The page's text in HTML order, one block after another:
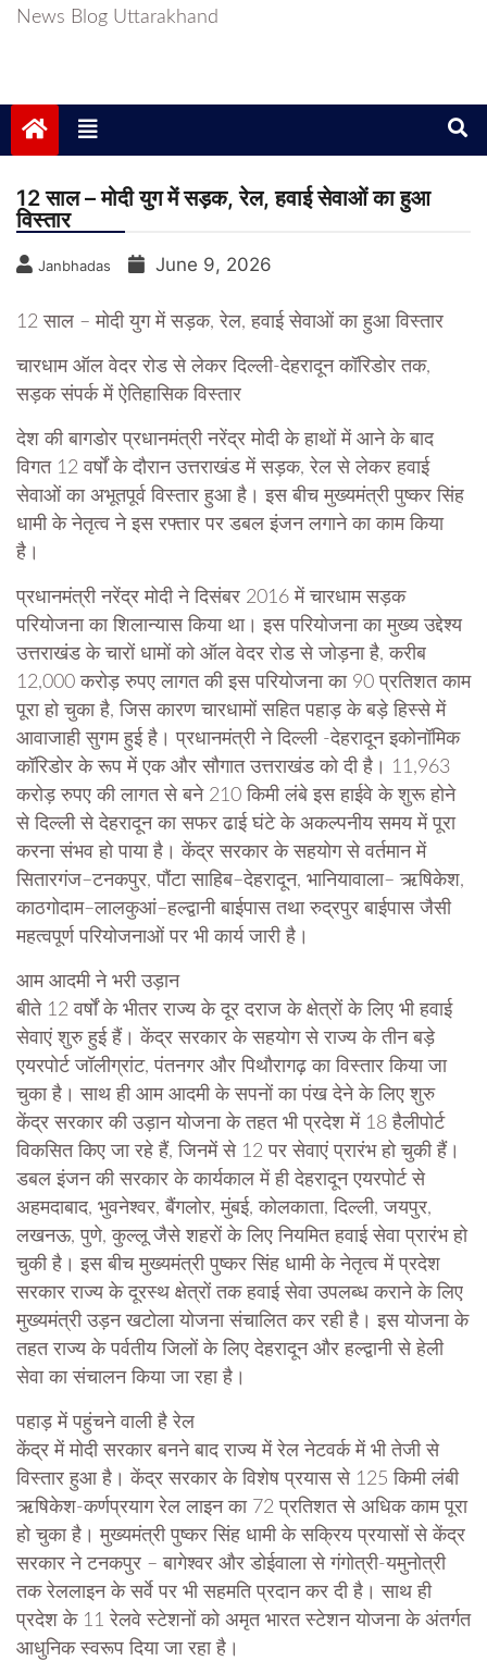
News Blog Uttarakhand
12 साल – मोदी युग में सड़क, रेल, हवाई सेवाओं का हुआ
विस्तार
Janbhadas June 9, 2026
12 साल – मोदी युग में सड़क, रेल, हवाई सेवाओं का हुआ विस्तार
चारधाम ऑल वेदर रोड से लेकर दिल्ली-देहरादून कॉरिडोर तक,
सड़क संपर्क में ऐतिहासिक विस्तार
देश की बागडोर प्रधानमंत्री नरेंद्र मोदी के हाथों में आने के बाद
विगत 12 वर्षों के दौरान उत्तराखंड में सड़क, रेल से लेकर हवाई
सेवाओं का अभूतपूर्व विस्तार हुआ है। इस बीच मुख्यमंत्री पुष्कर सिंह
धामी के नेतृत्व ने इस रफ्तार पर डबल इंजन लगाने का काम किया
है।
प्रधानमंत्री नरेंद्र मोदी ने दिसंबर 2016 में चारधाम सड़क
परियोजना का शिलान्यास किया था। इस परियोजना का मुख्य उद्देश्य
उत्तराखंड के चारों धामों को ऑल वेदर रोड से जोड़ना है, करीब
12,000 करोड़ रुपए लागत की इस परियोजना का 90 प्रतिशत काम
पूरा हो चुका है, जिस कारण चारधामों सहित पहाड़ के बड़े हिस्से में
आवाजाही सुगम हुई है। प्रधानमंत्री ने दिल्ली -देहरादून इकोनॉमिक
कॉरिडोर के रूप में एक और सौगात उत्तराखंड को दी है। 11,963
करोड़ रुपए की लागत से बने 210 किमी लंबे इस हाईवे के शुरू होने
से दिल्ली से देहरादून का सफर ढाई घंटे के अकल्पनीय समय में पूरा
करना संभव हो पाया है। केंद्र सरकार के सहयोग से वर्तमान में
सितारगंज–टनकपुर, पौंटा साहिब–देहरादून, भानियावाला– ऋषिकेश,
काठगोदाम–लालकुआं–हल्द्वानी बाईपास तथा रुद्रपुर बाईपास जैसी
महत्वपूर्ण परियोजनाओं पर भी कार्य जारी है।
आम आदमी ने भरी उड़ान
बीते 12 वर्षों के भीतर राज्य के दूर दराज के क्षेत्रों के लिए भी हवाई
सेवाएं शुरु हुई हैं। केंद्र सरकार के सहयोग से राज्य के तीन बड़े
एयरपोर्ट जॉलीग्रांट, पंतनगर और पिथौरागढ़ का विस्तार किया जा
चुका है। साथ ही आम आदमी के सपनों का पंख देने के लिए शुरु
केंद्र सरकार की उड़ान योजना के तहत भी प्रदेश में 18 हैलीपोर्ट
विकसित किए जा रहे हैं, जिनमें से 12 पर सेवाएं प्रारंभ हो चुकी हैं।
डबल इंजन की सरकार के कार्यकाल में ही देहरादून एयरपोर्ट से
अहमदाबाद, भुवनेश्वर, बैंगलोर, मुंबई, कोलकाता, दिल्ली, जयपुर,
लखनऊ, पुणे, कुल्लू जैसे शहरों के लिए नियमित हवाई सेवा प्रारंभ हो
चुकी है। इस बीच मुख्यमंत्री पुष्कर सिंह धामी के नेतृत्व में प्रदेश
सरकार राज्य के दूरस्थ क्षेत्रों तक हवाई सेवा उपलब्ध कराने के लिए
मुख्यमंत्री उड़न खटोला योजना संचालित कर रही है। इस योजना के
तहत राज्य के पर्वतीय जिलों के लिए देहरादून और हल्द्वानी से हेली
सेवा का संचालन किया जा रहा है।
पहाड़ में पहुंचने वाली है रेल
केंद्र में मोदी सरकार बनने बाद राज्य में रेल नेटवर्क में भी तेजी से
विस्तार हुआ है। केंद्र सरकार के विशेष प्रयास से 125 किमी लंबी
ऋषिकेश-कर्णप्रयाग रेल लाइन का 72 प्रतिशत से अधिक काम पूरा
हो चुका है। मुख्यमंत्री पुष्कर सिंह धामी के सक्रिय प्रयासों से केंद्र
सरकार ने टनकपुर – बागेश्वर और डोईवाला से गंगोत्री-यमुनोत्री
तक रेललाइन के सर्वे पर भी सहमति प्रदान कर दी है। साथ ही
प्रदेश के 11 रेलवे स्टेशनों को अमृत भारत स्टेशन योजना के अंतर्गत
आधुनिक स्वरूप दिया जा रहा है।